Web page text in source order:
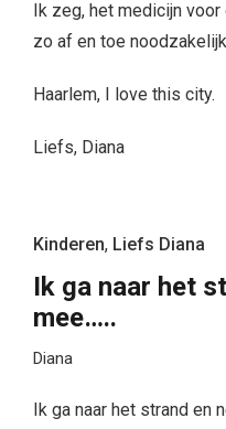
Ik zeg, het medicijn
zo af en toe
Haarlem, I love this city.
Liefs, Diana
Kinderen, Liefs Diana
Ik ga naar het
mee…..
Diana
Ik ga naar het strand en